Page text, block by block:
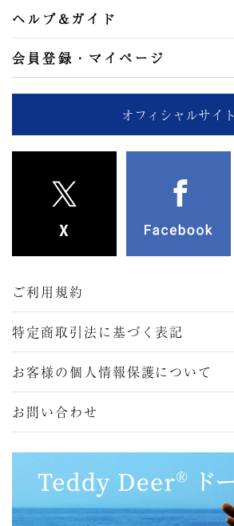
ヘルプ&ガイド
会員登録・マイページ
オフィシャルサイト
ご利用規約
特定商取引法に基づく表記
お客様の個人情報保護について
お問い合わせ